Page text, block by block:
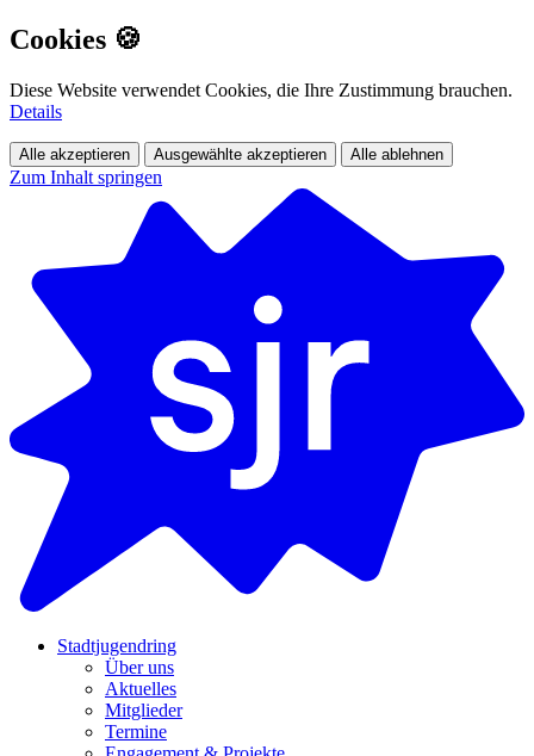
Cookies 🍪
Diese Website verwendet Cookies, die Ihre Zustimmung brauchen.
Details
Alle akzeptieren Ausgewählte akzeptieren Alle ablehnen
Zum Inhalt springen
Stadtjugendring
Über uns
Aktuelles
Mitglieder
Termine